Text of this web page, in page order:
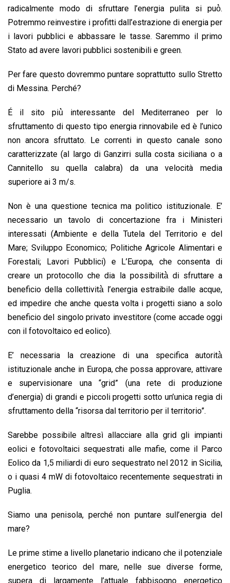
radicalmente modo di sfruttare l’energia pulita si può̀.
Potremmo reinvestire i profitti dall’estrazione di energia per
i lavori pubblici e abbassare le tasse. Saremmo il primo
Stato ad avere lavori pubblici sostenibili e green.
Per fare questo dovremmo puntare soprattutto sullo Stretto
di Messina. Perché?
É il sito più̀ interessante del Mediterraneo per lo
sfruttamento di questo tipo energia rinnovabile ed è l’unico
non ancora sfruttato. Le correnti in questo canale sono
caratterizzate (al largo di Ganzirri sulla costa siciliana o a
Cannitello su quella calabra) da una velocità media
superiore ai 3 m/s.
Non è una questione tecnica ma politico istituzionale. E’
necessario un tavolo di concertazione fra i Ministeri
interessati (Ambiente e della Tutela del Territorio e del
Mare; Sviluppo Economico; Politiche Agricole Alimentari e
Forestali; Lavori Pubblici) e L’Europa, che consenta di
creare un protocollo che dia la possibilità̀ di sfruttare a
beneficio della collettività̀ l’energia estraibile dalle acque,
ed impedire che anche questa volta i progetti siano a solo
beneficio del singolo privato investitore (come accade oggi
con il fotovoltaico ed eolico).
E’ necessaria la creazione di una specifica autorità̀
istituzionale anche in Europa, che possa approvare, attivare
e supervisionare una “grid” (una rete di produzione
d’energia) di grandi e piccoli progetti sotto un’unica regia di
sfruttamento della “risorsa dal territorio per il territorio”.
Sarebbe possibile altresì allacciare alla grid gli impianti
eolici e fotovoltaici sequestrati alle mafie, come il Parco
Eolico da 1,5 miliardi di euro sequestrato nel 2012 in Sicilia,
o i quasi 4 mW di fotovoltaico recentemente sequestrati in
Puglia.
Siamo una penisola, perché non puntare sull’energia del
mare?
Le prime stime a livello planetario indicano che il potenziale
energetico teorico del mare, nelle sue diverse forme,
supera di largamente l’attuale fabbisogno energetico